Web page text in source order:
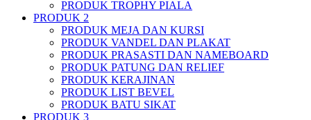
PRODUK TROPHY PIALA
PRODUK 2
PRODUK MEJA DAN KURSI
PRODUK VANDEL DAN PLAKAT
PRODUK PRASASTI DAN NAMEBOARD
PRODUK PATUNG DAN RELIEF
PRODUK KERAJINAN
PRODUK LIST BEVEL
PRODUK BATU SIKAT
PRODUK 3